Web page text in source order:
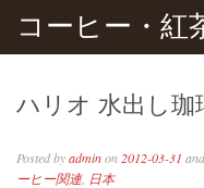
コーヒー・紅
ハリオ 水出し珈
Posted byadminon 2012-03-31
ーヒー関連, 日本